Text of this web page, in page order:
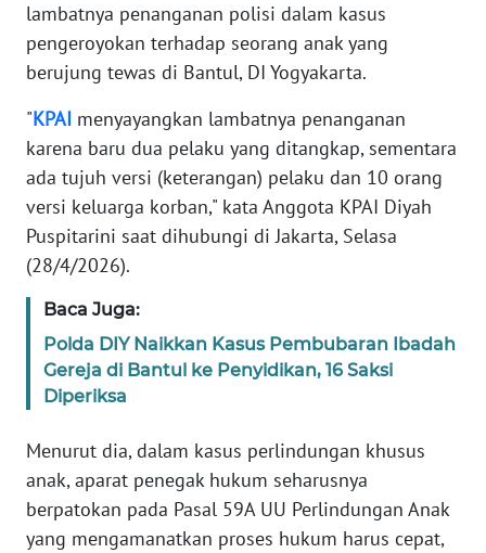
lambatnya penanganan polisi dalam kasus
pengeroyokan terhadap seorang anak yang
berujung tewas di Bantul, DI Yogyakarta.
"KPAI menyayangkan lambatnya penanganan
karena baru dua pelaku yang ditangkap, sementara
ada tujuh versi (keterangan) pelaku dan 10 orang
versi keluarga korban," kata Anggota KPAI Diyah
Puspitarini saat dihubungi di Jakarta, Selasa
(28/4/2026).
Baca Juga:
Polda DIY Naikkan Kasus Pembubaran Ibadah
Gereja di Bantul ke Penyidikan, 16 Saksi
Diperiksa
Menurut dia, dalam kasus perlindungan khusus
anak, aparat penegak hukum seharusnya
berpatokan pada Pasal 59A UU Perlindungan Anak
yang mengamanatkan proses hukum harus cepat,
KARIR
DISCLAIMER
Wahana
Regional
WN
WN
JAKARTA
JABAR
WN
BANTEN